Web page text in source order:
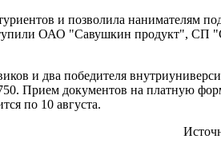
и позволила нанимателям
ОАО "Савушкин продукт", СП
и два победителя
Прием документов на платную
по 10 августа.